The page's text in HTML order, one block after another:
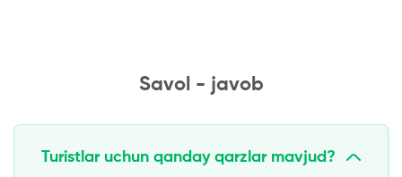
Savol - javob
Turistlar uchun qanday qarzlar mavjud?